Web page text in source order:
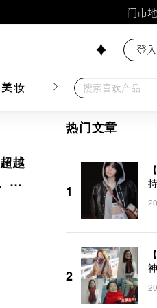
门市
妆 香水香薰 个人护理
登
热门文章
1
2
越
精